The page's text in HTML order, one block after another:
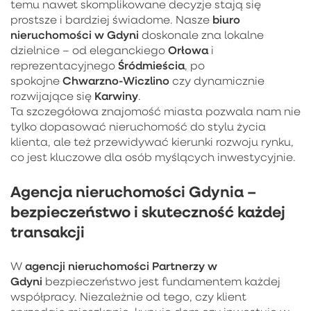
temu nawet skomplikowane decyzje stają się
prostsze i bardziej świadome. Nasze biuro
nieruchomości w Gdyni doskonale zna lokalne
dzielnice – od eleganckiego Orłowa i
reprezentacyjnego Śródmieścia, po
spokojne Chwarzno-Wiczlino czy dynamicznie
rozwijające się Karwiny.
Ta szczegółowa znajomość miasta pozwala nam nie
tylko dopasować nieruchomość do stylu życia
klienta, ale też przewidywać kierunki rozwoju rynku,
co jest kluczowe dla osób myślących inwestycyjnie.
Agencja nieruchomości Gdynia –
bezpieczeństwo i skuteczność każdej
transakcji
W agencji nieruchomości Partnerzy w
Gdyni bezpieczeństwo jest fundamentem każdej
współpracy. Niezależnie od tego, czy klient